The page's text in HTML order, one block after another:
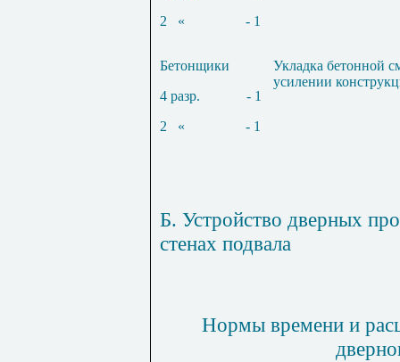
2
« - 1
Бетонщики
4 разр.
- 1
2
« - 1
Укладка бетонной
усилении
Б. Устройство дверных
стенах подвала
Нормы времени и